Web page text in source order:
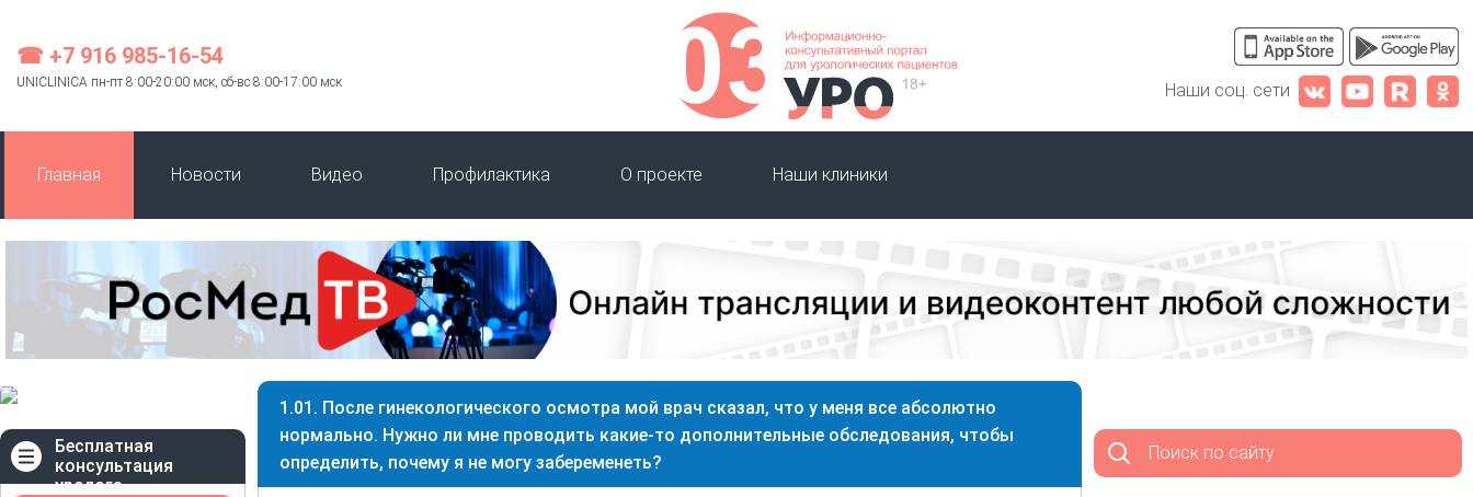
☎ +7 916 985-16-54
UNICLINICA пн-пт 8:00-20:00 мск, сб-вс 8:00-17:00 мск Наши соц. сети
Главная Новости Видео Профилактика О проекте Наши клиники
Бесплатная
консультация
уролога
1.01. После гинекологического осмотра мой врач сказал, что у меня все абсолютно
нормально. Нужно ли мне проводить какие-то дополнительные обследования, чтобы
определить, почему я не могу забеременеть?
Поиск по сайту